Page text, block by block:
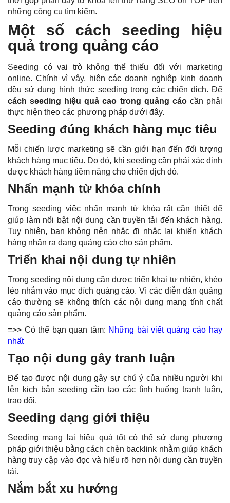
những công cụ tìm kiếm.
Một số cách seeding hiệu
quả trong quảng cáo
Seeding có vai trò không thể thiếu đối với marketing
online. Chính vì vậy, hiện các doanh nghiệp kinh doanh
đều sử dụng hình thức seeding trong các chiến dịch. Để
cách seeding hiệu quả cao trong quảng cáo cần phải
thực hiện theo các phương pháp dưới đây.
Seeding đúng khách hàng mục tiêu
Mỗi chiến lược marketing sẽ cần giới hạn đến đối tượng
khách hàng mục tiêu. Do đó, khi seeding cần phải xác định
được khách hàng tiềm năng cho chiến dịch đó.
Nhấn mạnh từ khóa chính
Trong seeding việc nhấn mạnh từ khóa rất cần thiết để
giúp làm nổi bật nội dung cần truyền tải đến khách hàng.
Tuy nhiên, bạn không nên nhắc đi nhắc lại khiến khách
hàng nhận ra đang quảng cáo cho sản phẩm.
Triển khai nội dung tự nhiên
Trong seeding nội dung cần được triển khai tự nhiên, khéo
léo nhắm vào mục đích quảng cáo. Vì các diễn đàn quảng
cáo thường sẽ không thích các nội dung mang tính chất
quảng cáo sản phẩm.
=>> Có thể bạn quan tâm: Những bài viết quảng cáo hay
nhất
Tạo nội dung gây tranh luận
Để tạo được nội dung gây sự chú ý của nhiều người khi
lên kịch bản seeding cần tạo các tình huống tranh luận,
trao đổi.
Seeding dạng giới thiệu
Seeding mang lại hiệu quả tốt có thể sử dụng phương
pháp giới thiệu bằng cách chèn backlink nhằm giúp khách
hàng truy cập vào đọc và hiểu rõ hơn nội dung cần truyền
tải.
Nắm bắt xu hướng